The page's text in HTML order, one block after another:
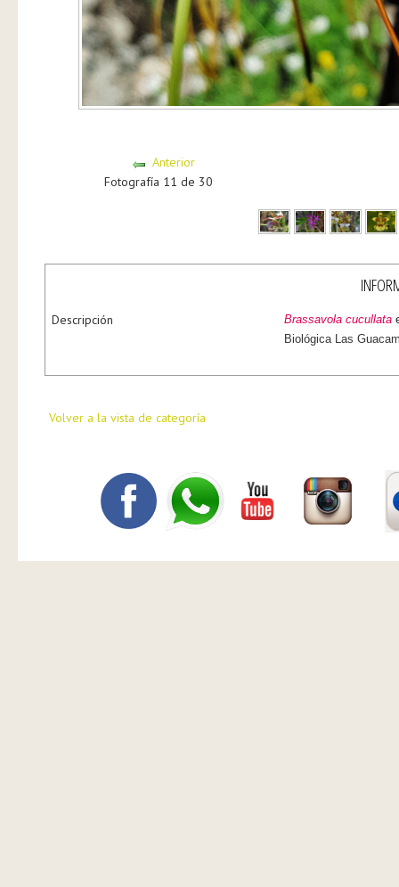
Anterior
Fotografía 11 de 30
Descripción Brassavola cucullata
Biológica Las
Volver a la vista de categoría